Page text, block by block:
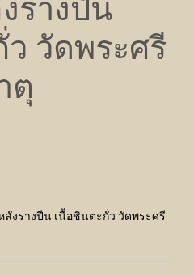
รางปืน
วัดพระศรี
ตุ
ลังรางปืน เนื้อชินตะกั่ว วัดพระศรี